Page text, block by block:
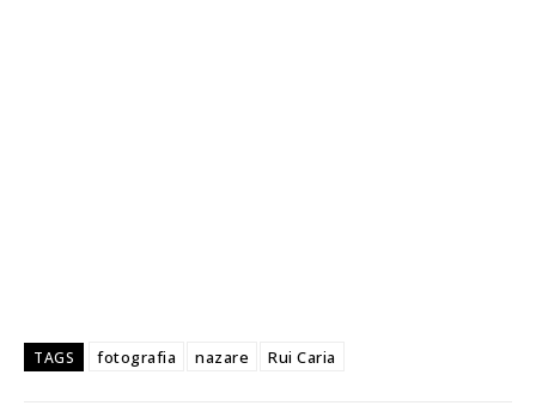
TAGS fotografia nazare Rui Caria